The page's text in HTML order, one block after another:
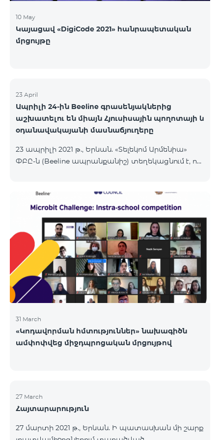
10 May
Կայացավ «DigiCode 2021» հանրապետական
մրցույթը
23 April
Ապրիլի 24-ին Beeline գրասենյակներից
աշխատելու են միայն Հյուսիսային պողոտայի և
օդանավակայանի մասնաճյուղերը
23 ապրիլի 2021 թ., Երևան. «Տելեկոմ Արմենիա»
ՓԲԸ-ն (Beeline ապրանքանիշ) տեղեկացնում է, որ
սպասարկման գրասենյակը՝ աշխատանքային
ժամերը՝ 10:00-22:00, և օդանավակայանի
մասնաճյուղը, որը աշխատում է
շուրջօրյա։Ընկերության այլ վաճառքի և
սպասարկման գրասենյակները ապրիլի 24-ին
փակ են լինելու։
31 March
«Կոդավորման հմտություններ» նախագիծն
ամփոփվեց միջդպրոցական մրցույթով
27 March
Հայտարարություն
27 մարտի 2021 թ., Երևան. Ի պատասխան մի շարք